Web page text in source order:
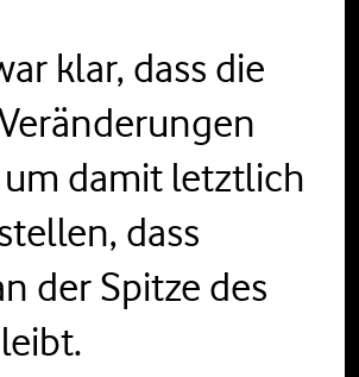
klar, dass die
damit letztlich
dass
der Spitze des